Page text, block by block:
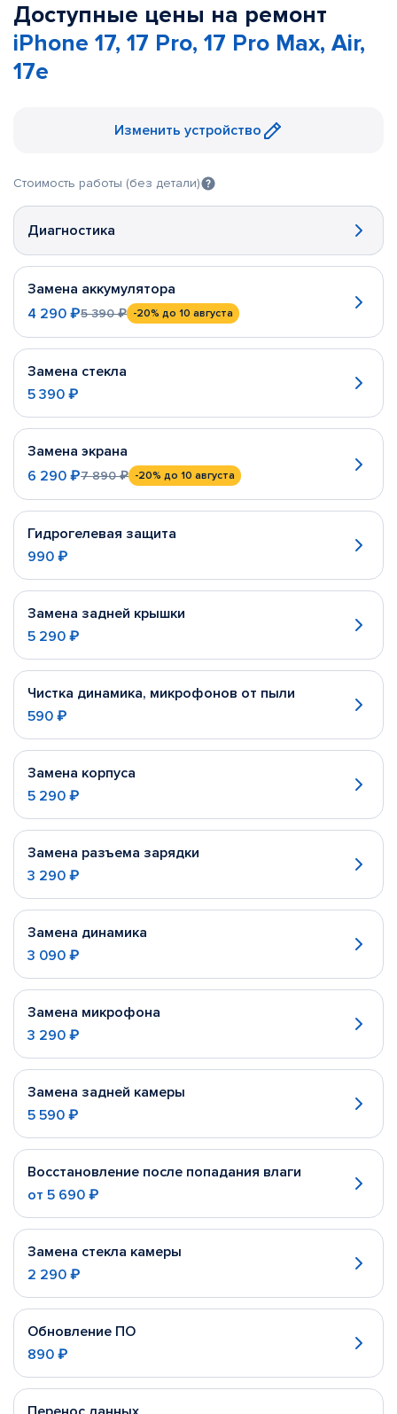
Доступные цены на ремонт
iPhone 17, 17 Pro, 17 Pro Max, Air,
17e
Изменить устройство
Стоимость работы (без детали)
Диагностика
Замена аккумулятора
4 290 ₽5 390 ₽ -20% до 10 августа
Замена стекла
5 390 ₽
Замена экрана
6 290 ₽7 890 ₽ -20% до 10 августа
Гидрогелевая защита
990 ₽
Замена задней крышки
5 290 ₽
Чистка динамика, микрофонов от пыли
590 ₽
Замена корпуса
5 290 ₽
Замена разъема зарядки
3 290 ₽
Замена динамика
3 090 ₽
Замена микрофона
3 290 ₽
Замена задней камеры
5 590 ₽
Восстановление после попадания влаги
от 5 690 ₽
Замена стекла камеры
2 290 ₽
Обновление ПО
890 ₽